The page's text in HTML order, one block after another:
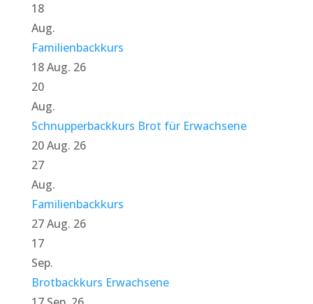
18
Aug.
Familienbackkurs
18 Aug. 26
20
Aug.
Schnupperbackkurs Brot für Erwachsene
20 Aug. 26
27
Aug.
Familienbackkurs
27 Aug. 26
17
Sep.
Brotbackkurs Erwachsene